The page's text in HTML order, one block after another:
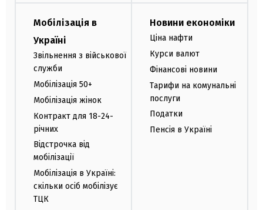
Мобілізація в
Україні
Звільнення з військової
служби
Мобілізація 50+
Мобілізація жінок
Контракт для 18-24-
річних
Відстрочка від
мобілізації
Мобілізація в Україні:
скільки осіб мобілізує
ТЦК
Новини економіки
Ціна нафти
Курси валют
Фінансові новини
Тарифи на комунальні
послуги
Податки
Пенсія в Україні